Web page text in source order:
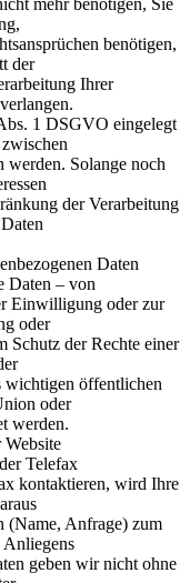
mehr benötigen, Sie
benötigen,
der
Ihrer
1 DSGVO eingelegt
werden. Solange noch
der Verarbeitung
Daten
Daten – von
Einwilligung oder zur
oder
Schutz der Rechte einer
wichtigen öffentlichen
oder
werden.
Website
Telefax
kontaktieren, wird Ihre
(Name, Anfrage) zum
Anliegens
geben wir nicht ohne